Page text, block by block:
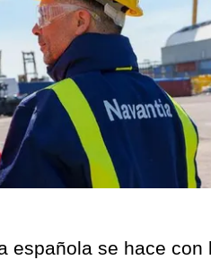
española se hace con